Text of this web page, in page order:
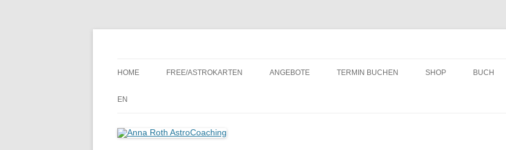
Inhalt
HOME FREE/ASTROKARTEN ANGEBOTE TERMIN BUCHEN SHOP BUCH
EN